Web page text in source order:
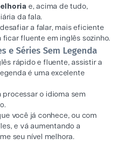
e, acima de tudo,
da fala.
a falar, mais eficiente
ficar fluente em inglês sozinho.
e Séries Sem Legenda
rápido e fluente, assistir a
é uma excelente
processar o idioma sem
você já conhece, ou com
e vá aumentando a
seu nível melhora.